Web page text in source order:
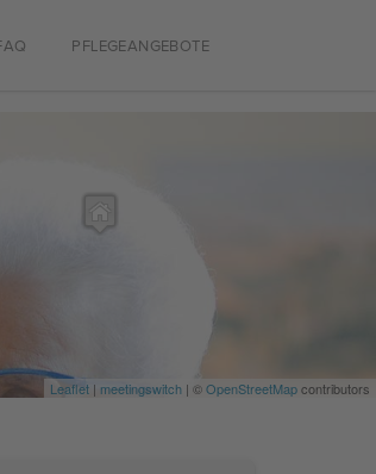
PFLEGEANGEBOTE
Leaflet | meetingswitch | ©OpenStreetMapcontributors